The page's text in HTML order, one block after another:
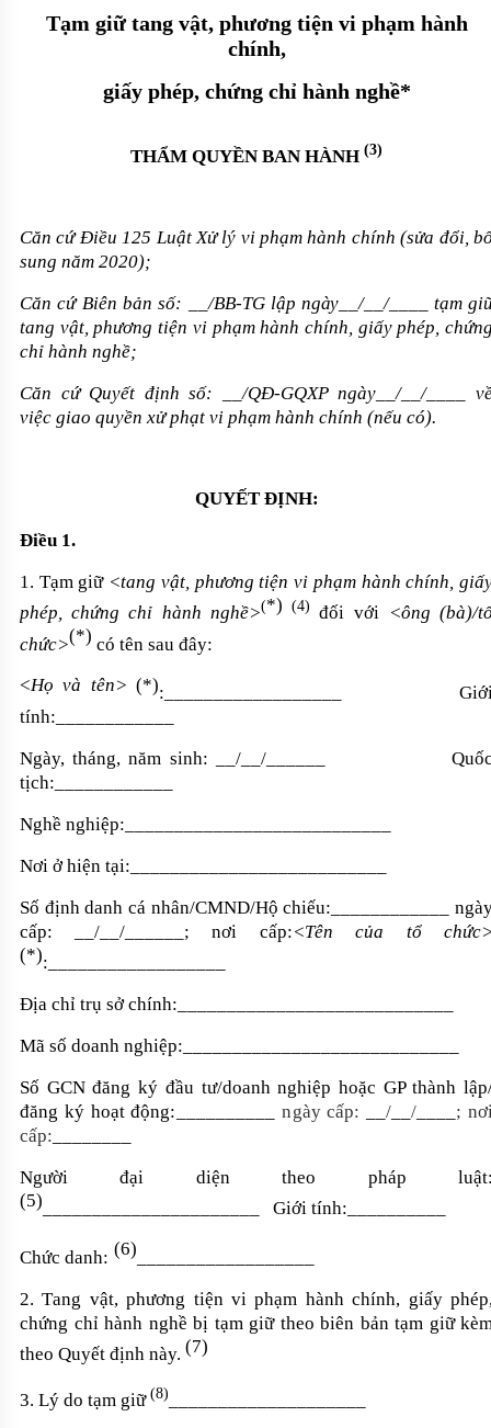
Tạm giữ tang vật, phương tiện vi phạm hành
chính,
giấy phép, chứng chỉ hành nghề*
THẨM QUYỀN BAN HÀNH (3)
Căn cứ Điều 125 Luật Xử lý vi phạm hành chính (sửa đổi,
sung năm 2020);
Căn cứ Biên bản số: __/BB-TG lập ngày __/__/____
tạm
tang vật, phương tiện vi phạm hành chính, giấy phép,
chỉ hành nghề;
Căn cứ Quyết định số: __/QĐ-GQXP ngày__/__/____
việc giao quyền xử phạt vi phạm hành chính (nếu có).
QUYẾT ĐỊNH:
Điều 1.
1. Tạm giữ <tang vật, phương tiện vi phạm hành chính,
phép, chứng chỉ hành nghề>(*) (4) đối với
<ông (bà)/
chức>(*) có tên sau đây:
<Họ và tên> (*):
tính:
Ngày, tháng, năm sinh:
/__ /______
tịch:
Nghề nghiệp:
Nơi ở hiện tại:
Số định danh cá nhân/CMND/Hộ chiếu:
cấp:
__/ __/ ; nơi cấp:<Tên của
tổ
(*):
Địa chỉ trụ sở chính:
Mã số doanh nghiệp:
Số GCN đăng ký đầu tư/doanh nghiệp hoặc GP thành
đăng ký hoạt động: ngày cấp: __/ __/ ;
cấp:
Người đại diện theo pháp
(5)
Giới tính:
Chức danh: (6)
2. Tang vật, phương tiện vi phạm hành chính, giấy
chứng chỉ hành nghề bị tạm giữ theo biên bản tạm giữ
theo Quyết định này. (7)
3. Lý do tạm giữ(8)